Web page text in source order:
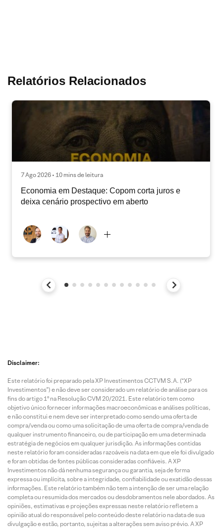
Relatórios Relacionados
7 Ago 2026 • 10 mins de leitura
Economia em Destaque: Copom corta juros e
deixa cenário prospectivo em aberto
Disclaimer:
Este relatório foi preparado pela XP Investimentos CCTVM S.A. (“XP
Investimentos”) e não deve ser considerado um relatório de análise para os
fins do artigo 1º na Resolução CVM 20/2021. Este relatório tem como
objetivo único fornecer informações macroeconômicas e análises políticas,
e não constitui e nem deve ser interpretado como sendo uma oferta de
compra/venda ou como uma solicitação de uma oferta de compra/venda de
qualquer instrumento financeiro, ou de participação em uma determinada
estratégia de negócios em qualquer jurisdição. As informações contidas
neste relatório foram consideradas razoáveis na data em que ele foi divulgado
e foram obtidas de fontes públicas consideradas confiáveis. A XP
Investimentos não dá nenhuma segurança ou garantia, seja de forma
expressa ou implícita, sobre a integridade, confiabilidade ou exatidão dessas
informações. Este relatório também não tem a intenção de ser uma relação
completa ou resumida dos mercados ou desdobramentos nele abordados. As
opiniões, estimativas e projeções expressas neste relatório refletem a
opinião atual do responsável pelo conteúdo deste relatório na data de sua
divulgação e estão, portanto, sujeitas a alterações sem aviso prévio. A XP